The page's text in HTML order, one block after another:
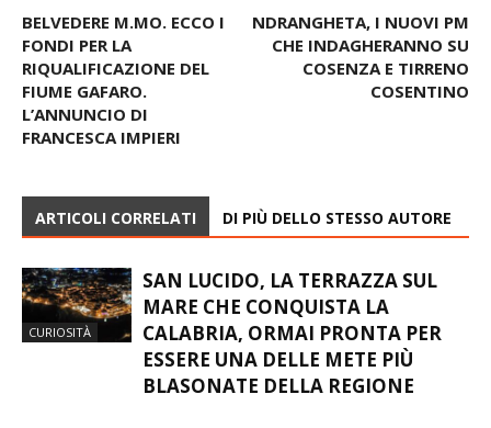
BELVEDERE M.MO. ECCO I
FONDI PER LA
RIQUALIFICAZIONE DEL
FIUME GAFARO.
L’ANNUNCIO DI
FRANCESCA IMPIERI
NDRANGHETA, I NUOVI PM
CHE INDAGHERANNO SU
COSENZA E TIRRENO
COSENTINO
ARTICOLI CORRELATI DI PIÙ DELLO STESSO AUTORE
CURIOSITÀ
SAN LUCIDO, LA TERRAZZA SUL
MARE CHE CONQUISTA LA
CALABRIA, ORMAI PRONTA PER
ESSERE UNA DELLE METE PIÙ
BLASONATE DELLA REGIONE